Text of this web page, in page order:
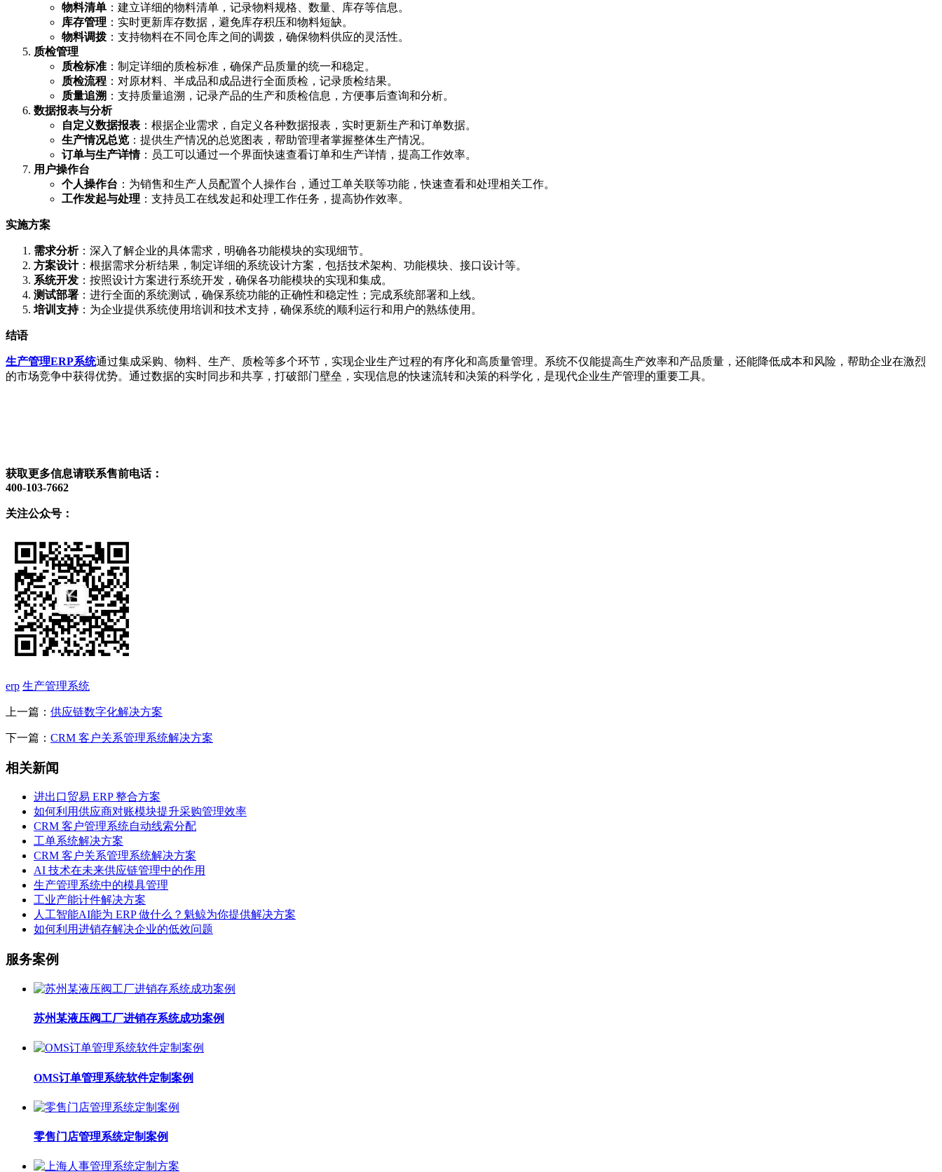
物料清单 ：建立详细的物料清单，记录物料规格、数量、库存等信息。
库存管理 ：实时更新库存数据，避免库存积压和物料短缺。
物料调拨 ：支持物料在不同仓库之间的调拨，确保物料供应的灵活性。
质检管理
质检标准 ：制定详细的质检标准，确保产品质量的统一和稳定。
质检流程 ：对原材料、半成品和成品进行全面质检，记录质检结果。
质量追溯 ：支持质量追溯，记录产品的生产和质检信息，方便事后查询和分析。
数据报表与分析
自定义数据报表 ：根据企业需求，自定义各种数据报表，实时更新生产和订单数据。
生产情况总览 ：提供生产情况的总览图表，帮助管理者掌握整体生产情况。
订单与生产详情：员工可以通过一个界面快速查看订单和生产详情，提高工作效率。
用户操作台
个人操作台 ：为销售和生产人员配置个人操作台，通过工单关联等功能，快速查看和处理相关工作。
工作发起与处理 ：支持员工在线发起和处理工作任务，提高协作效率。
实施方案
需求分析：深入了解企业的具体需求，明确各功能模块的实现细节。
方案设计：根据需求分析结果，制定详细的系统设计方案，包括技术架构、功能模块、接口设计等。
系统开发 ：按照设计方案进行系统开发，确保各功能模块的实现和集成。
测试部署 ：进行全面的系统测试，确保系统功能的正确性和稳定性；完成系统部署和上线。
培训支持：为企业提供系统使用培训和技术支持，确保系统的顺利运行和用户的熟练使用。
结语
生产管理ERP系统通过集成采购、物料、生产、质检等多个环节，实现企业生产过程的有序化和高质量管理。系统不仅能提高生产效率和产品质量，还能降低成本和风险，帮助企业在激烈
的市场竞争中获得优势。通过数据的实时同步和共享，打破部门壁垒，实现信息的快速流转和决策的科学化，是现代企业生产管理的重要工具。
获取更多信息请联系售前电话：
400-103-7662
关注公众号：
erp 生产管理系统
上一篇： 供应链数字化解决方案
下一篇： CRM 客户关系管理系统解决方案
相关新闻
进出口贸易 ERP 整合方案
如何利用供应商对账模块提升采购管理效率
CRM 客户管理系统自动线索分配
工单系统解决方案
CRM 客户关系管理系统解决方案
AI 技术在未来供应链管理中的作用
生产管理系统中的模具管理
工业产能计件解决方案
人工智能AI能为 ERP 做什么？魁鲸为你提供解决方案
如何利用进销存解决企业的低效问题
服务案例
苏州某液压阀工厂进销存系统成功案例
OMS订单管理系统软件定制案例
零售门店管理系统定制案例